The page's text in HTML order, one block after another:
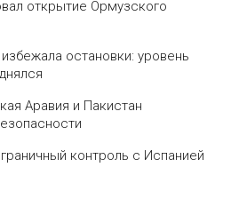
открытие Ормузского
остановки: уровень
Аравия и Пакистан
контроль с Испанией